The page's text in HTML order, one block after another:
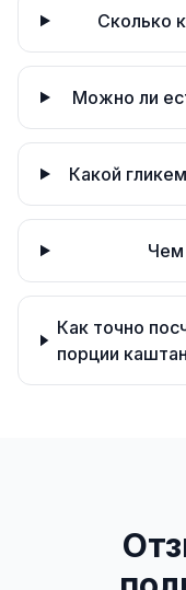
Сколько
Можно ли
Какой
Чем
Как точно
порции